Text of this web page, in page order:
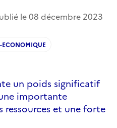
le08 décembre 2023
ECONOMIQUE
un poids significatif
importante
ressources et une forte